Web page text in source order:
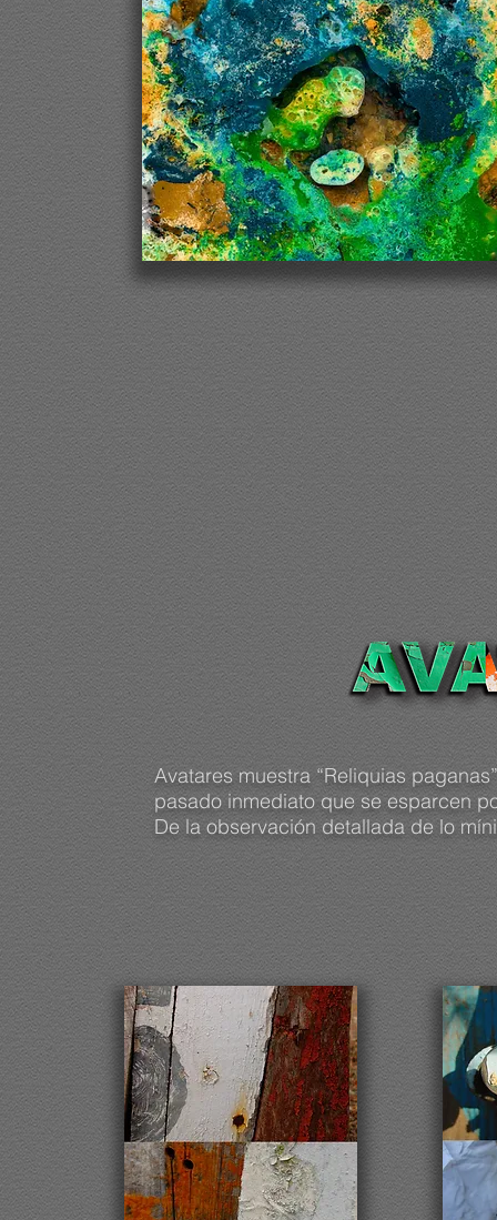
Avatares muestra “Reliquias
pasado inmediato que se esparcen
De la observación detallada de lo